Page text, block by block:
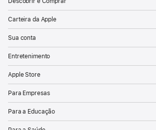
Carteira da Apple
Sua conta
Entretenimento
Apple Store
Para Empresas
Para a Educação